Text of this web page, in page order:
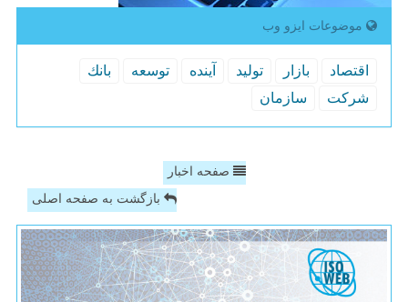
موضوعات ایزو وب
اقتصاد بازار تولید آینده توسعه
بانك
شركت
سازمان
صفحه اخبار
بازگشت به صفحه اصلی